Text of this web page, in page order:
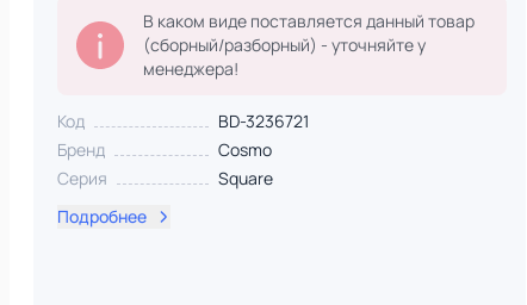
В каком виде поставляется данный товар
(сборный/разборный) - уточняйте у
менеджера!
Код
BD-3236721
Бренд
Cosmo
Серия
Square
Подробнее